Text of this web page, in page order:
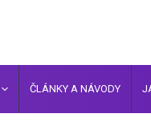
ČLÁNKY A NÁVODY